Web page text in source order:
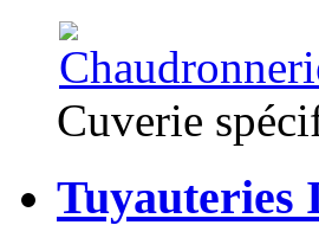
Cuverie
Tuyauteries